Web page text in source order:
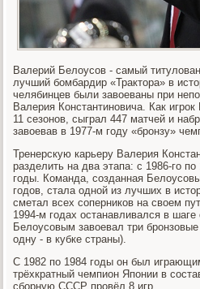
Валерий Белоусов - самый
лучший бомбардир «Трактора» в
челябинцев были завоеваны при
Валерия Константиновича. Как
11 сезонов, сыграл 447 матчей и
завоевав в 1977-м году «бронзу»
Тренерскую карьеру Валерия
разделить на два этапа: с 1986-го
годы. Команда, созданная
годов, стала одной из лучших в
сметал всех соперников на своем
1994-м годах останавливался в
Белоусовым завоевал три
одну - в кубке страны).
С 1982 по 1984 годы он был
трёхкратный чемпион Японии в
сборную СССР провёл 8 игр.